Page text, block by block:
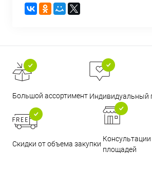
Большой ассортимент Индивидуальный
Скидки от объема закупки
площадей